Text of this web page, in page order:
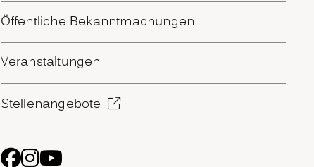
Öffentliche Bekanntmachungen
Veranstaltungen
Stellenangebote